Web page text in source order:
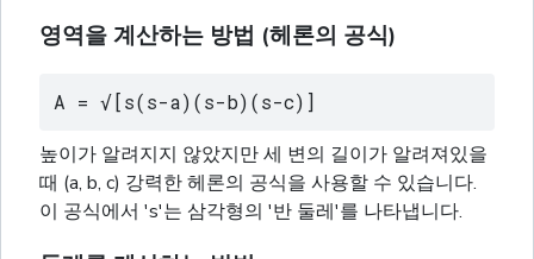
영역을 계산하는 방법 (헤론의 공식)
A = √[s(s-a)(s-b)(s-c)]
높이가 알려지지 않았지만 세 변의 길이가 알려져있을
때 (a, b, c) 강력한 헤론의 공식을 사용할 수 있습니다.
이 공식에서 's'는 삼각형의 '반 둘레'를 나타냅니다.